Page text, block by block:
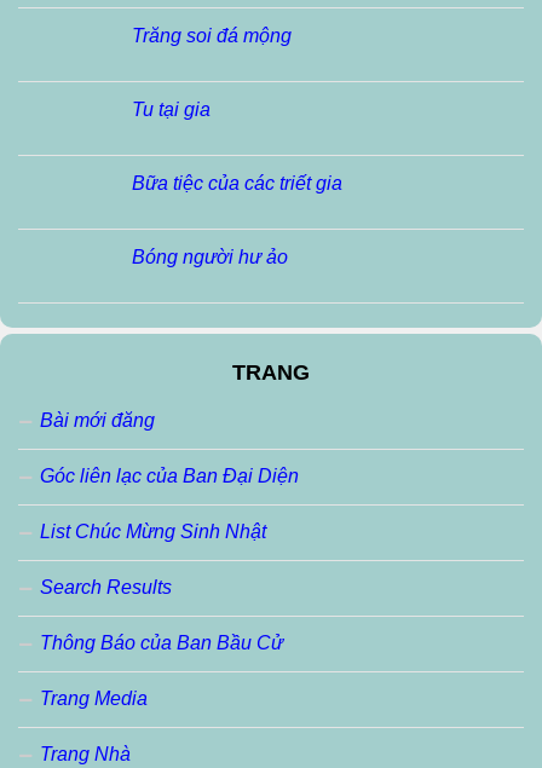
Trăng soi đá mộng
Tu tại gia
Bữa tiệc của các triết gia
Bóng người hư ảo
TRANG
Bài mới đăng
Góc liên lạc của Ban Đại Diện
List Chúc Mừng Sinh Nhật
Search Results
Thông Báo của Ban Bầu Cử
Trang Media
Trang Nhà